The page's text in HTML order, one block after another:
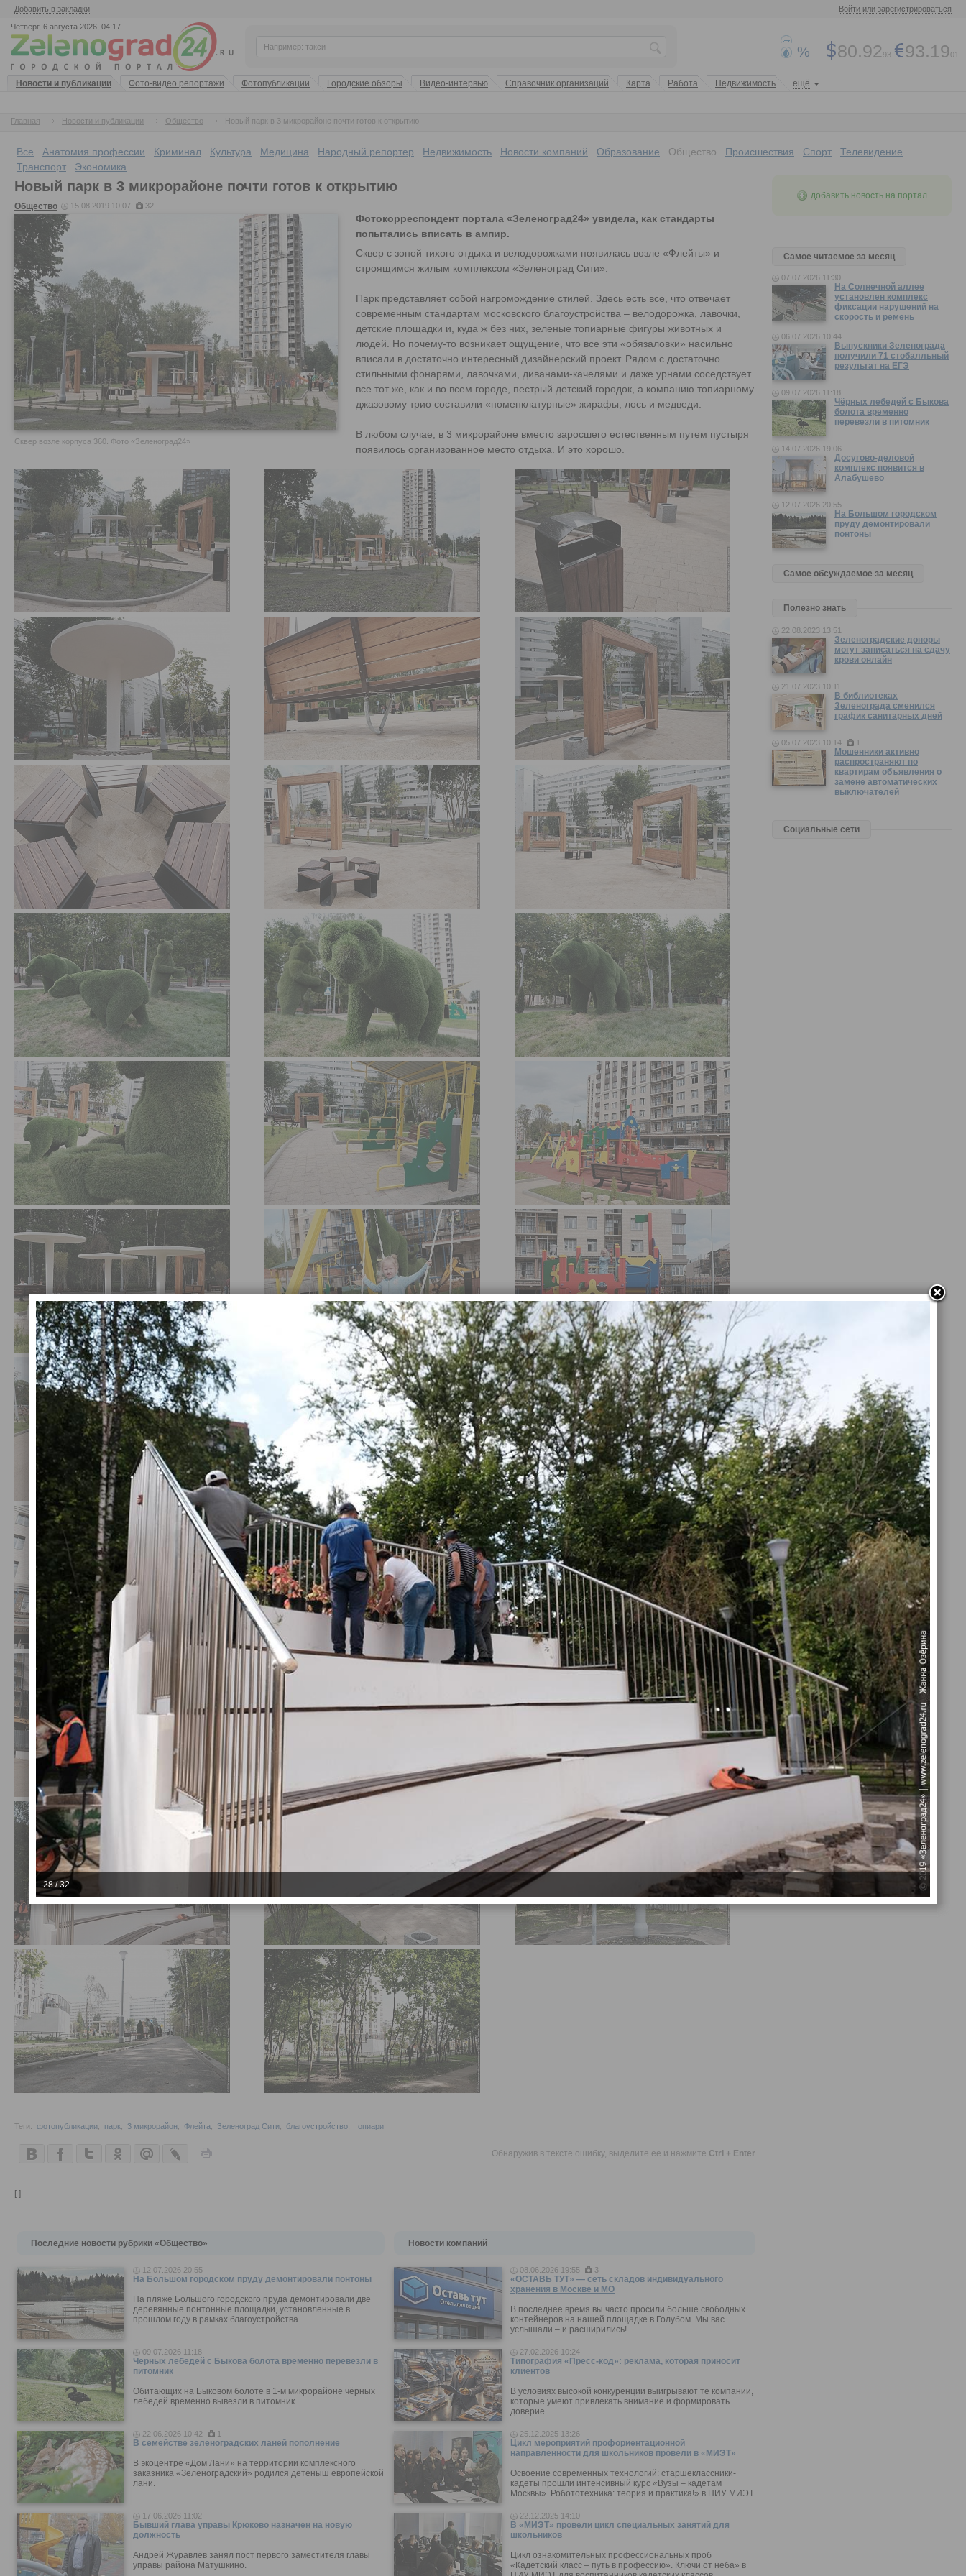
Добавить в закладки Войти или зарегистрироваться
Четверг, 6 августа 2026, 04:17
% 80.92 93 93.1901
Новости и публикации Фото-видео репортажи Фотопубликации Городские обзоры Видео-интервью Справочник организаций Карта Работа Недвижимость ещё
Главная Новости и публикации Общество Новый парк в 3 микрорайоне почти готов к открытию
Все Анатомия профессии Криминал Культура Медицина Народный репортер Недвижимость Новости компаний Образование Общество Происшествия Спорт
Телевидение
Транспорт
Экономика
Новый парк в 3 микрорайоне почти готов к открытию
Общество 15.08.2019 10:07 32
Сквер возле корпуса 360. Фото «Зеленоград24»
Фотокорреспондент портала «Зеленоград24» увидела, как стандарты
попытались вписать в ампир.
Сквер с зоной тихого отдыха и велодорожками появилась возле «Флейты» и
строящимся жилым комплексом «Зеленоград Сити».
Парк представляет собой нагромождение стилей. Здесь есть все, что отвечает
современным стандартам московского благоустройства – велодорожка, лавочки,
детские площадки и, куда ж без них, зеленые топиарные фигуры животных и
людей. Но почему-то возникает ощущение, что все эти «обязаловки» насильно
вписали в достаточно интересный дизайнерский проект. Рядом с достаточно
стильными фонарями, лавочками, диванами-качелями и даже урнами соседствует
все тот же, как и во всем городе, пестрый детский городок, а компанию топиарному
джазовому трио составили «номенклатурные» жирафы, лось и медведи.
В любом случае, в 3 микрорайоне вместо заросшего естественным путем пустыря
появилось организованное место отдыха. И это хорошо.
Теги: фотопубликации парк 3 микрорайон Флейта Зеленоград Сити благоустройство топиари
Обнаружив в тексте ошибку, выделите ее и нажмите Ctrl + Enter
[ ]
Последние новости рубрики «Общество»
12.07.2026 20:55
На Большом городском пруду демонтировали понтоны
На пляже Большого городского пруда демонтировали две
деревянные понтонные площадки, установленные в
прошлом году в рамках благоустройства.
09.07.2026 11:18
Чёрных лебедей с Быкова болота временно перевезли в
питомник
Обитающих на Быковом болоте в 1-м микрорайоне чёрных
лебедей временно вывезли в питомник.
22.06.2026 10:42 1
В семействе зеленоградских ланей пополнение
В экоцентре «Дом Лани» на территории комплексного
заказника «Зеленоградский» родился детеныш европейской
лани.
17.06.2026 11:02
Бывший глава управы Крюково назначен на новую
должность
Андрей Журавлёв занял пост первого заместителя главы
управы района Матушкино.
Новости компаний
08.06.2026 19:55 3
«ОСТАВЬ ТУТ» — сеть складов индивидуального
хранения в Москве и МО
В последнее время вы часто просили больше свободных
контейнеров на нашей площадке в Голубом. Мы вас
услышали – и расширились!
27.02.2026 10:24
Типография «Пресс-код»: реклама, которая приносит
клиентов
В условиях высокой конкуренции выигрывают те компании,
которые умеют привлекать внимание и формировать
доверие.
25.12.2025 13:26
Цикл мероприятий профориентационной
направленности для школьников провели в «МИЭТ»
Освоение современных технологий: старшеклассники-
кадеты прошли интенсивный курс «Вузы – кадетам
Москвы». Робототехника: теория и практика!» в НИУ МИЭТ.
22.12.2025 14:10
В «МИЭТ» провели цикл специальных занятий для
школьников
Цикл ознакомительных профессиональных проб
«Кадетский класс – путь в профессию». Ключи от неба» в
добавить новость на портал
Самое читаемое за месяц
07.07.2026 11:30
На Солнечной аллее
установлен комплекс
фиксации нарушений на
скорость и ремень
06.07.2026 10:44
Выпускники Зеленограда
получили 71 стобалльный
результат на ЕГЭ
09.07.2026 11:18
Чёрных лебедей с Быкова
болота временно
перевезли в питомник
14.07.2026 19:06
Досугово-деловой
комплекс появится в
Алабушево
12.07.2026 20:55
На Большом городском
пруду демонтировали
понтоны
Самое обсуждаемое за месяц
Полезно знать
22.08.2023 13:51
Зеленоградские доноры
могут записаться на сдачу
крови онлайн
21.07.2023 10:11
В библиотеках
Зеленограда сменился
график санитарных дней
05.07.2023 10:14 1
Мошенники активно
распространяют по
квартирам объявления о
замене автоматических
выключателей
Социальные сети
28 / 32